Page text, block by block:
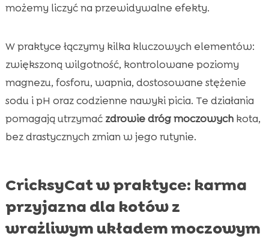
możemy liczyć na przewidywalne efekty.
W praktyce łączymy kilka kluczowych elementów:
zwiększoną wilgotność, kontrolowane poziomy
magnezu, fosforu, wapnia, dostosowane stężenie
sodu i pH oraz codzienne nawyki picia. Te działania
pomagają utrzymać zdrowie dróg moczowychkota,
bez drastycznych zmian w jego rutynie.
CricksyCat w praktyce: karma
przyjazna dla kotów z
wrażliwym układem moczowym